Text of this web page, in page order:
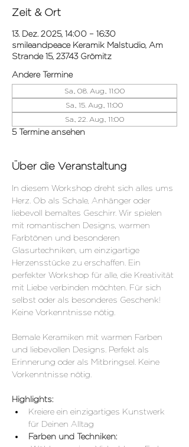
Zeit & Ort
13. Dez. 2025, 14:00 – 16:30
smileandpeace Keramik Malstudio, Am
Strande 15, 23743 Grömitz
Andere Termine
Sa., 08. Aug., 11:00
Sa., 15. Aug., 11:00
Sa., 22. Aug., 11:00
5 Termine ansehen
Über die Veranstaltung
In diesem Workshop dreht sich alles ums
Herz. Ob als Schale, Anhänger oder
liebevoll bemaItes Geschirr. Wir spielen
mit romantischen Designs, warmen
Farbtönen und besonderen
Glasurtechniken, um einzigartige
Herzensstücke zu erschaffen. Ein
perfekter Workshop für alle, die Kreativität
mit Liebe verbinden möchten. Für sich
selbst oder als besonderes Geschenk!
Keine Vorkenntnisse nötig.
Bemale Keramiken mit warmen Farben
und liebevollen Designs. Perfekt als
Erinnerung oder als Mitbringsel. Keine
Vorkenntnisse nötig.
Highlights:
Kreiere ein einzigartiges Kunstwerk
für Deinen Alltag
Farben und Techniken: